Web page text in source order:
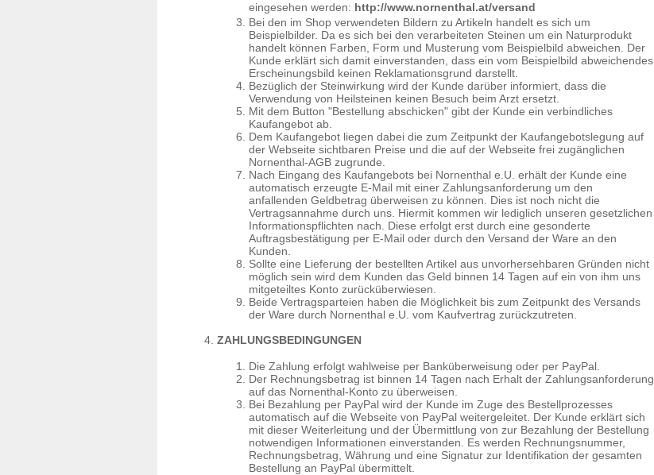
eingesehen werden: http://www.nornenthal.at/versand
Bei den im Shop verwendeten Bildern zu Artikeln handelt es sich um
Beispielbilder. Da es sich bei den verarbeiteten Steinen um ein Naturprodukt
handelt können Farben, Form und Musterung vom Beispielbild abweichen. Der
Kunde erklärt sich damit einverstanden, dass ein vom Beispielbild abweichendes
Erscheinungsbild keinen Reklamationsgrund darstellt.
Bezüglich der Steinwirkung wird der Kunde darüber informiert, dass die
Verwendung von Heilsteinen keinen Besuch beim Arzt ersetzt.
Mit dem Button "Bestellung abschicken" gibt der Kunde ein verbindliches
Kaufangebot ab.
Dem Kaufangebot liegen dabei die zum Zeitpunkt der Kaufangebotslegung auf
der Webseite sichtbaren Preise und die auf der Webseite frei zugänglichen
Nornenthal-AGB zugrunde.
Nach Eingang des Kaufangebots bei Nornenthal e.U. erhält der Kunde eine
automatisch erzeugte E-Mail mit einer Zahlungsanforderung um den
anfallenden Geldbetrag überweisen zu können. Dies ist noch nicht die
Vertragsannahme durch uns. Hiermit kommen wir lediglich unseren gesetzlichen
Informationspflichten nach. Diese erfolgt erst durch eine gesonderte
Auftragsbestätigung per E-Mail oder durch den Versand der Ware an den
Kunden.
Sollte eine Lieferung der bestellten Artikel aus unvorhersehbaren Gründen nicht
möglich sein wird dem Kunden das Geld binnen 14 Tagen auf ein von ihm uns
mitgeteiltes Konto zurücküberwiesen.
Beide Vertragsparteien haben die Möglichkeit bis zum Zeitpunkt des Versands
der Ware durch Nornenthal e.U. vom Kaufvertrag zurückzutreten.
ZAHLUNGSBEDINGUNGEN
Die Zahlung erfolgt wahlweise per Banküberweisung oder per PayPal.
Der Rechnungsbetrag ist binnen 14 Tagen nach Erhalt der Zahlungsanforderung
auf das Nornenthal-Konto zu überweisen.
Bei Bezahlung per PayPal wird der Kunde im Zuge des Bestellprozesses
automatisch auf die Webseite von PayPal weitergeleitet. Der Kunde erklärt sich
mit dieser Weiterleitung und der Übermittlung von zur Bezahlung der Bestellung
notwendigen Informationen einverstanden. Es werden Rechnungsnummer,
Rechnungsbetrag, Währung und eine Signatur zur Identifikation der gesamten
Bestellung an PayPal übermittelt.